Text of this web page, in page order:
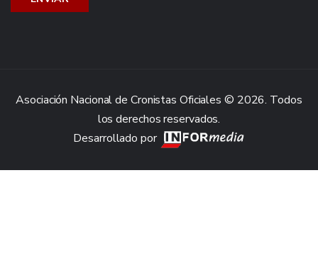
Asociación Nacional de Cronistas Oficiales © 2026. Todos
los derechos reservados.
Desarrollado por